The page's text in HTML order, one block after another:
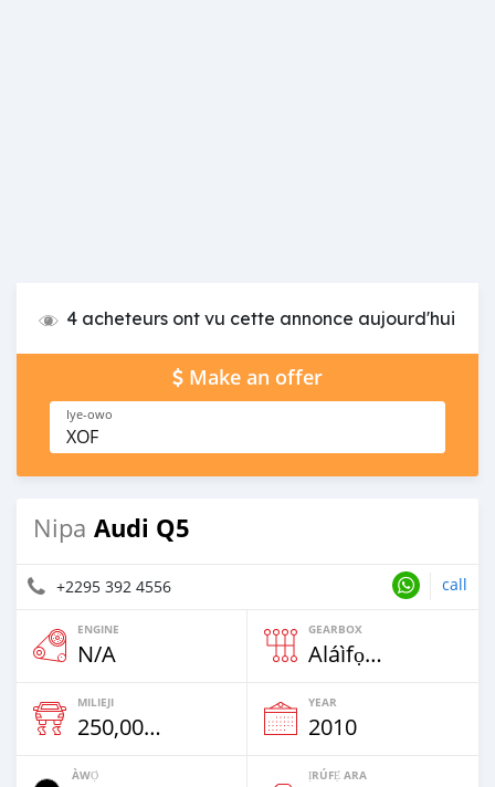
4 acheteurs ont vu cette annonce aujourd'hui
Make an offer
Iye-owo
XOF
Nipa Audi Q5
+2295 392 4556 call
ENGINE
N/A
GEARBOX
Aláìfọwọ́yí
MILIEJI
250,000 Km
YEAR
2010
ÀWỌ̀ ỊRÚFẸ́ ARA